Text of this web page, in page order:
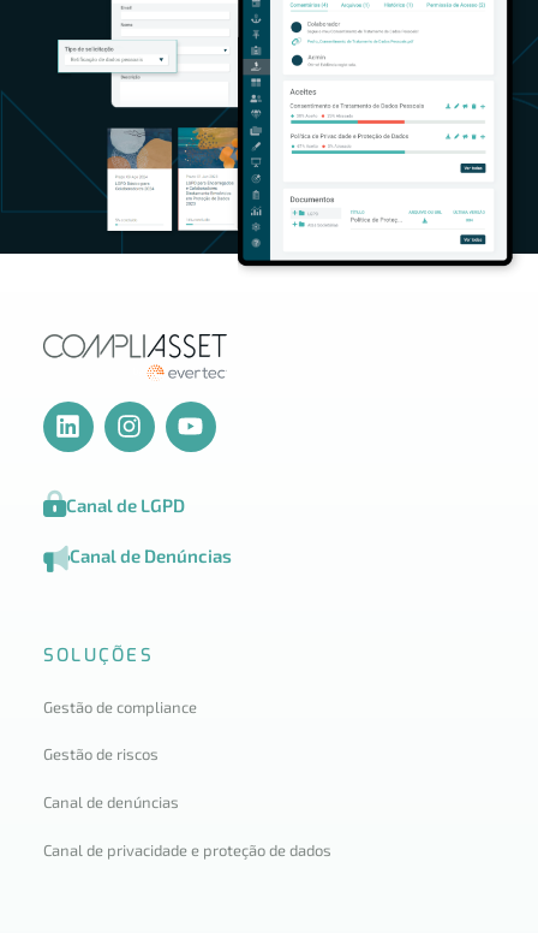
Canal de LGPD
Canal de Denúncias
SOLUÇÕES
Gestão de compliance
Gestão de riscos
Canal de denúncias
Canal de privacidade e proteção de dados